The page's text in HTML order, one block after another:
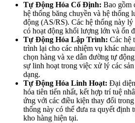
Tự Động Hóa Cố Định: Bao gồm
hệ thống băng chuyền và hệ thống
động (AS/RS). Các hệ thống này
có hoạt động khối lượng lớn và ổn
Tự Động Hóa Lập Trình: Các hệ
trình lại cho các nhiệm vụ khác
chọn hàng và xe dẫn đường tự
sự linh hoạt trong việc xử lý các
dạng.
Tự Động Hóa Linh Hoạt: Đại
hóa tiên tiến nhất, kết hợp trí tuệ
ứng với các điều kiện thay đổi
thống này có thể đưa ra quyết định
kho hàng hiện tại.